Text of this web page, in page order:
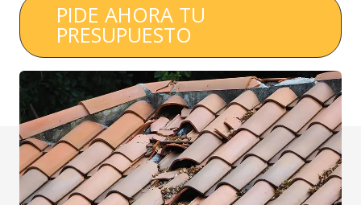
PIDE AHORA TU
PRESUPUESTO